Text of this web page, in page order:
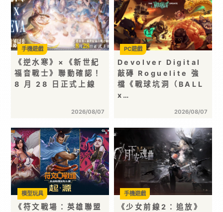
《逆水寒》×《新世紀
福音戰士》聯動確認！
8 月 28 日正式上線
2026/08/07
手機遊戲
Devolver Digital
敲磚 Roguelite 強
檔《戰球坑洞（BALL
x…
2026/08/07
PC遊戲
《符文戰場：英雄聯盟
模型玩具
《少女前線2：追放》
手機遊戲